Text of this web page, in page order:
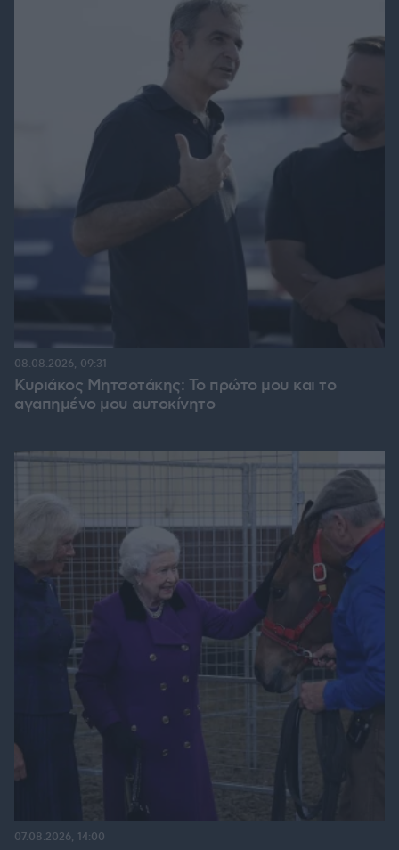
Κυριάκος Μητσοτάκης: Το πρώτο μου και το
αγαπημένο μου αυτοκίνητο
08.08.2026, 09:31
07.08.2026, 14:00